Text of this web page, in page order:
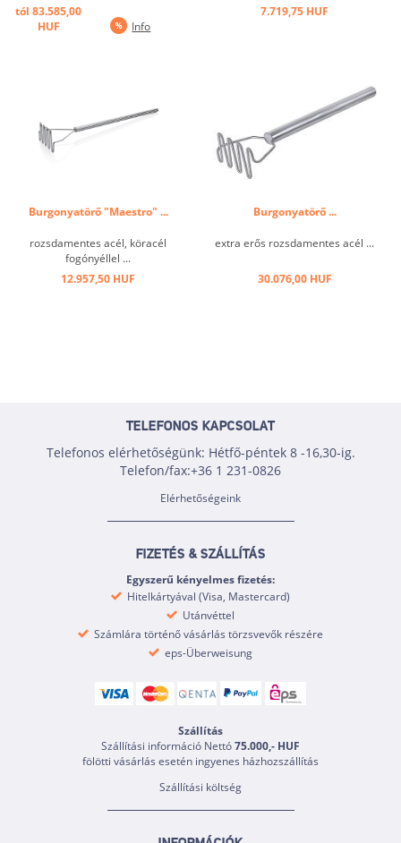
tól 83.585,00
HUF
Info
7.719,75 HUF
Burgonyatörő "Maestro" ...
rozsdamentes acél, köracél
fogónyéllel ...
12.957,50 HUF
Burgonyatörő ...
extra erős rozsdamentes acél ...
30.076,00 HUF
TELEFONOS KAPCSOLAT
Telefonos elérhetőségünk: Hétfő-péntek 8 -16,30-ig.
Telefon/fax:+36 1 231-0826
Elérhetőségeink
FIZETÉS & SZÁLLÍTÁS
Egyszerű kényelmes fizetés:
Hitelkártyával (Visa, Mastercard)
Utánvéttel
Számlára történő vásárlás törzsvevők részére
eps-Überweisung
Szállítás
Szállítási információ Nettó75.000,- HUF
fölötti vásárlás esetén ingyenes házhozszállítás
Szállítási költség